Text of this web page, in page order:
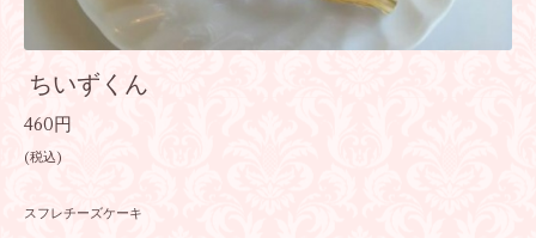
ちいずくん
460円
(税込)
スフレチーズケーキ